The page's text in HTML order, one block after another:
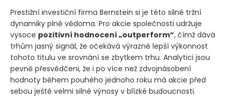
Prestižní investiční firma Bernstein si je této silné tržní
dynamiky plně vědoma. Pro akcie společnosti udržuje
vysoce pozitivní hodnocení „outperform“, čímž dává
trhům jasný signál, že očekává výrazně lepší výkonnost
tohoto titulu ve srovnání se zbytkem trhu. Analytici jsou
pevně přesvědčeni, že i po více než zdvojnásobení
hodnoty během pouhého jednoho roku má akcie před
sebou ještě velmi silné výnosy v blízké budoucnosti.